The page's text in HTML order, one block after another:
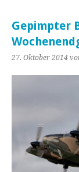
Gepimpter
27. Oktober 2014